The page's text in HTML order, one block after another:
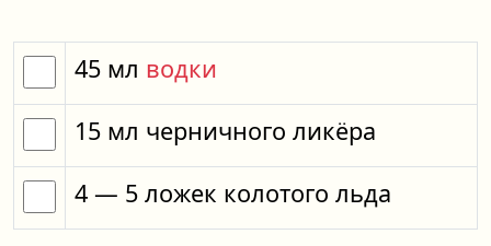
45 мл водки
15 мл черничного ликёра
4 — 5 ложек колотого льда